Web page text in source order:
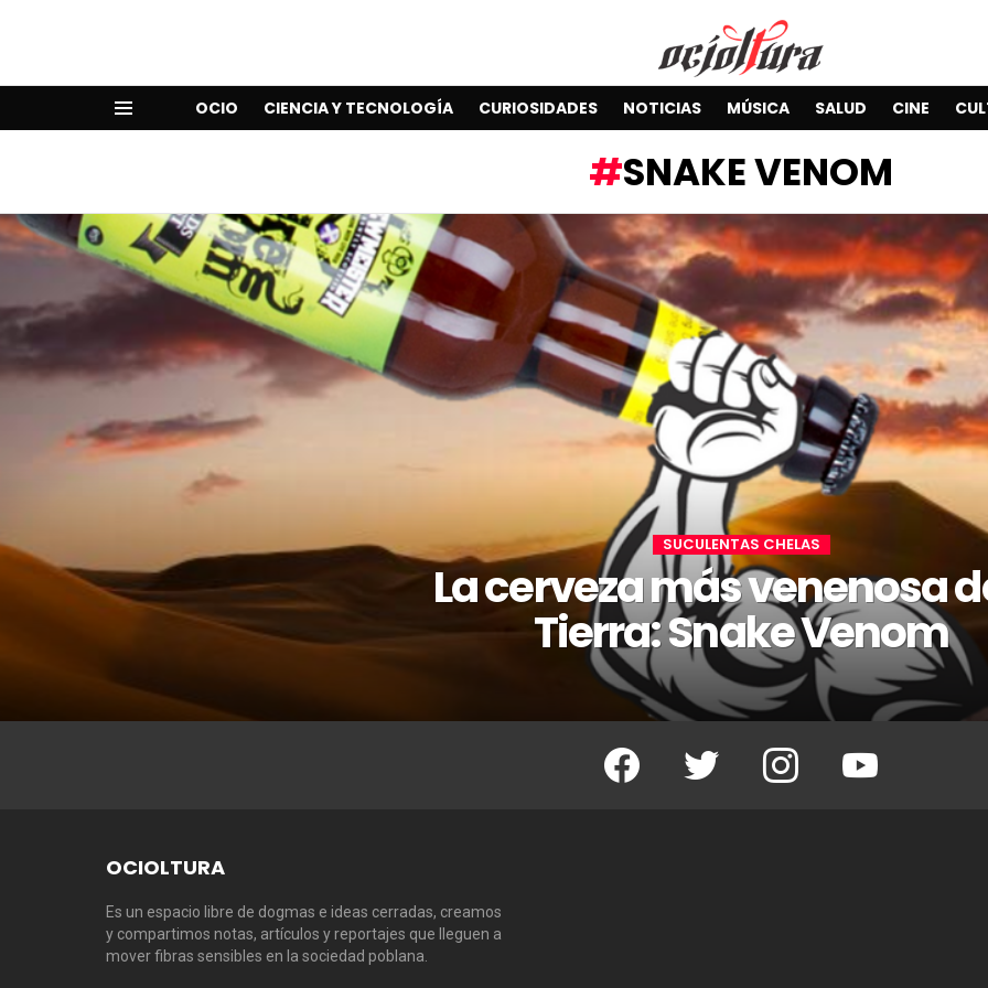
OCIO CIENCIA Y TECNOLOGÍA CURIOSIDADES NOTICIAS MÚSICA SALUD CINE
SNAKE VENOM
SUCULENTAS CHELAS
La cerveza más venenosa
Tierra: Snake Venom
Facebook Twitter Instagram Youtube
OCIOLTURA
Es un espacio libre de dogmas e ideas cerradas, creamos
y compartimos notas, artículos y reportajes que lleguen a
mover fibras sensibles en la sociedad poblana.